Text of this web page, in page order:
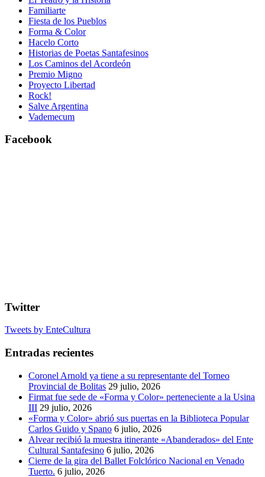
Familiarte
Fiesta de los Pueblos
Forma & Color
Hacelo Corto
Historias de Poetas Santafesinos
Los Caminos del Acordeón
Premio Migno
Proyecto Libertad
Rock!
Salve Argentina
Vademecum
Facebook
Twitter
Tweets by EnteCultura
Entradas recientes
Coronel Arnold ya tiene a su representante del Torneo
Provincial de Bolitas 29 julio, 2026
Firmat fue sede de «Forma y Color» perteneciente a la Usina
III 29 julio, 2026
«Forma y Color» abrió sus puertas en la Biblioteca Popular
Carlos Guido y Spano 6 julio, 2026
Alvear recibió la muestra itinerante «Abanderados» del Ente
Cultural Santafesino 6 julio, 2026
Cierre de la gira del Ballet Folclórico Nacional en Venado
Tuerto. 6 julio, 2026